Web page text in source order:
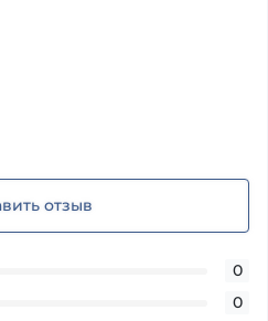
отзыв
0
0